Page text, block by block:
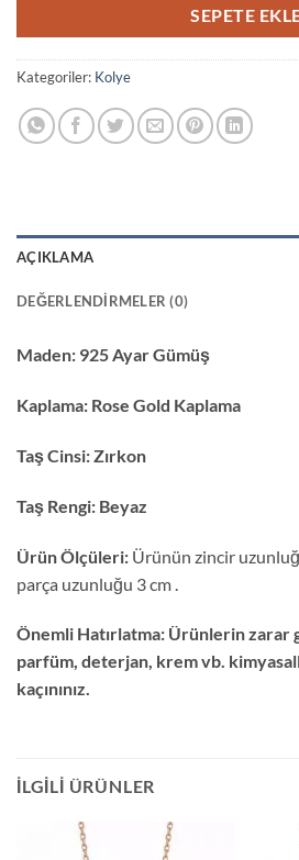
SEPETE
Kategoriler: Kolye
AÇIKLAMA
DEĞERLENDIRMELER (0)
Maden: 925 Ayar Gümüş
Kaplama: Rose Gold Kaplama
Taş Cinsi:Zırkon
Taş Rengi: Beyaz
Ürün Ölçüleri: Ürünün zincir
parça uzunluğu 3 cm .
Önemli Hatırlatma: Ürünlerin zarar
parfüm, deterjan, krem vb.
kaçınınız.
İLGILI ÜRÜNLER